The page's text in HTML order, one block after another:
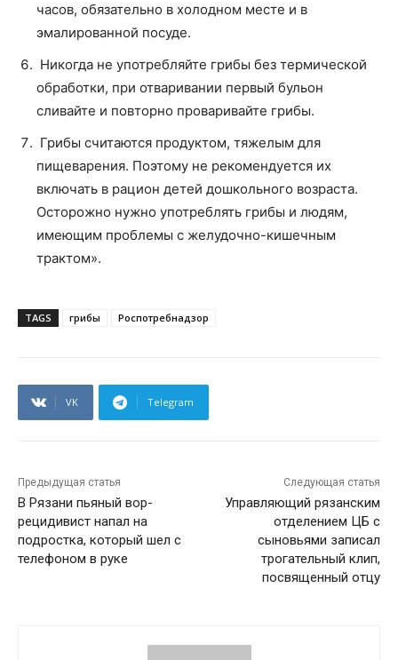
часов, обязательно в холодном месте и в
эмалированной посуде.
Никогда не употребляйте грибы без термической
обработки, при отваривании первый бульон
сливайте и повторно проваривайте грибы.
Грибы считаются продуктом, тяжелым для
пищеварения. Поэтому не рекомендуется их
включать в рацион детей дошкольного возраста.
Осторожно нужно употреблять грибы и людям,
имеющим проблемы с желудочно-кишечным
трактом».
TAGS грибы Роспотребнадзор
VK Telegram
Предыдущая статья
В Рязани пьяный вор-
рецидивист напал на
подростка, который шел с
телефоном в руке
Следующая статья
Управляющий рязанским
отделением ЦБ с
сыновьями записал
трогательный клип,
посвященный отцу